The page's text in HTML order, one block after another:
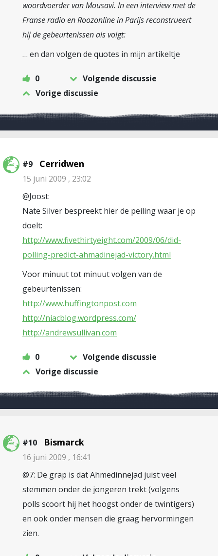
woordvoerder van Mousavi. In een interview met de
Franse radio en Roozonline in Parijs reconstrueert
hij de gebeurtenissen als volgt:
… en dan volgen de quotes in mijn artikeltje
0
Volgende discussie
Vorige discussie
#9 Cerridwen
15 juni 2009 , 23:02
@Joost:
Nate Silver bespreekt hier de peiling waar je op
doelt:
http://www.fivethirtyeight.com/2009/06/did-
polling-predict-ahmadinejad-victory.html
Voor minuut tot minuut volgen van de
gebeurtenissen:
http://www.huffingtonpost.com
http://niacblog.wordpress.com/
http://andrewsullivan.com
0
Volgende discussie
Vorige discussie
#10 Bismarck
16 juni 2009 , 16:41
@7: De grap is dat Ahmedinnejad juist veel
stemmen onder de jongeren trekt (volgens
polls scoort hij het hoogst onder de twintigers)
en ook onder mensen die graag hervormingen
zien.